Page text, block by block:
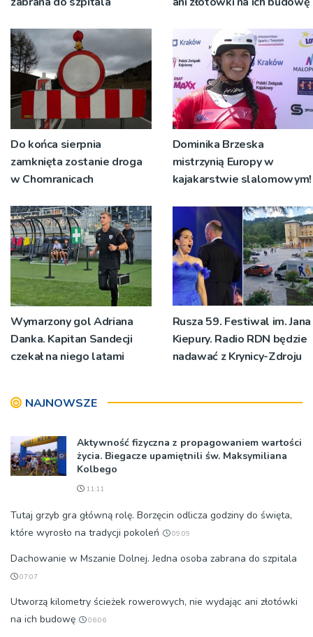
Do końca sierpnia
zamknięta zostanie droga
w Chomranicach
Dominika Brzeska
mistrzynią Europy w
kajakarstwie slalomowym!
Wymarzony gol Adriana
Danka. Kapitan Sandecji
czekał na niego latami
Rusza 59. Festiwal im. Jana
Kiepury. Radio RDN będzie
nadawać z Krynicy-Zdroju
NAJNOWSZE
Aktywność fizyczna z propagowaniem wartości
życia. Biegacze upamiętnili św. Maksymiliana
Kolbego
11:11
Tutaj grzyb gra główną rolę. Borzęcin odlicza godziny do święta,
które wyrosło na tradycji pokoleń
09:09
Dachowanie w Mszanie Dolnej. Jedna osoba zabrana do szpitala
07:07
Utworzą kilometry ścieżek rowerowych, nie wydając ani złotówki
na ich budowę
06:06